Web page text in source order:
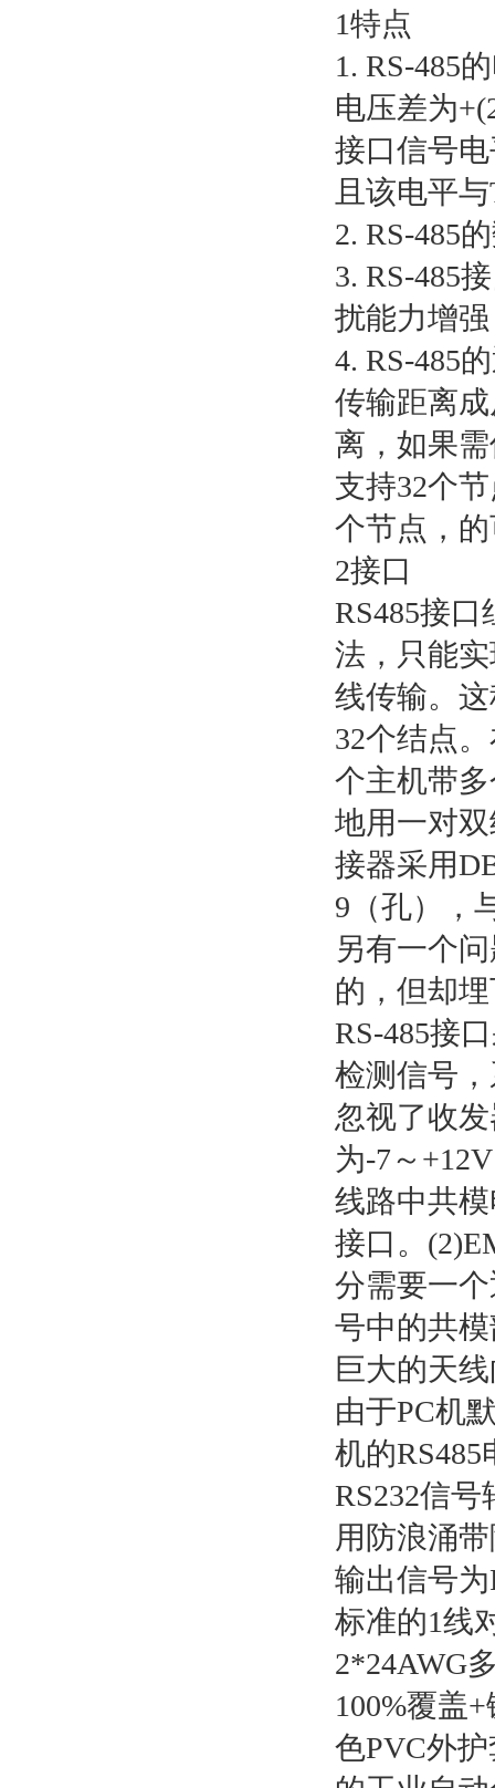
1特点
1. RS-485
电压差为
接口信号
且该电平
2. RS-485
3. RS-485
扰能力增
4. RS-485
传输距离
离，如果
支持32个
个节点，
2接口
RS485接
法，只能
线传输。
32个结点
个主机带
地用一对
接器采用
9（孔），
另有一个
的，但却
RS-485接
检测信号
忽视了收
为-7～
线路中共
接口。
分需要一
号中的共
巨大的天
由于PC机
机的RS485
RS232信
用防浪涌
输出信号为
标准的1线
2*24AWG
100%覆盖
色PVC外